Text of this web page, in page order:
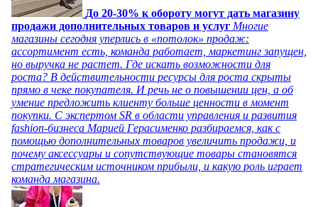
До 20-30% к обороту могут дать магазину
продажи дополнительных товаров и услуг Многие
магазины сегодня уперлись в «потолок» продаж:
ассортимент есть, команда работает, маркетинг запущен,
но выручка не растет. Где искать возможности для
роста? В действительности ресурсы для роста скрыты
прямо в чеке покупателя. И речь не о повышении цен, а об
умение предложить клиенту больше ценности в момент
покупки. С экспертом SR в области управления и развития
fashion-бизнеса Марией Герасименко разбираемся, как с
помощью дополнительных товаров увеличить продажи, и
почему аксессуары и сопутствующие товары становятся
стратегическим источником прибыли, и какую роль играет
команда магазина.